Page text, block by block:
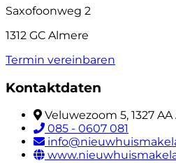
Saxofoonweg 2
1312 GC Almere
Termin vereinbaren
Kontaktdaten
Veluwezoom 5, 1327
085 - 0607 081